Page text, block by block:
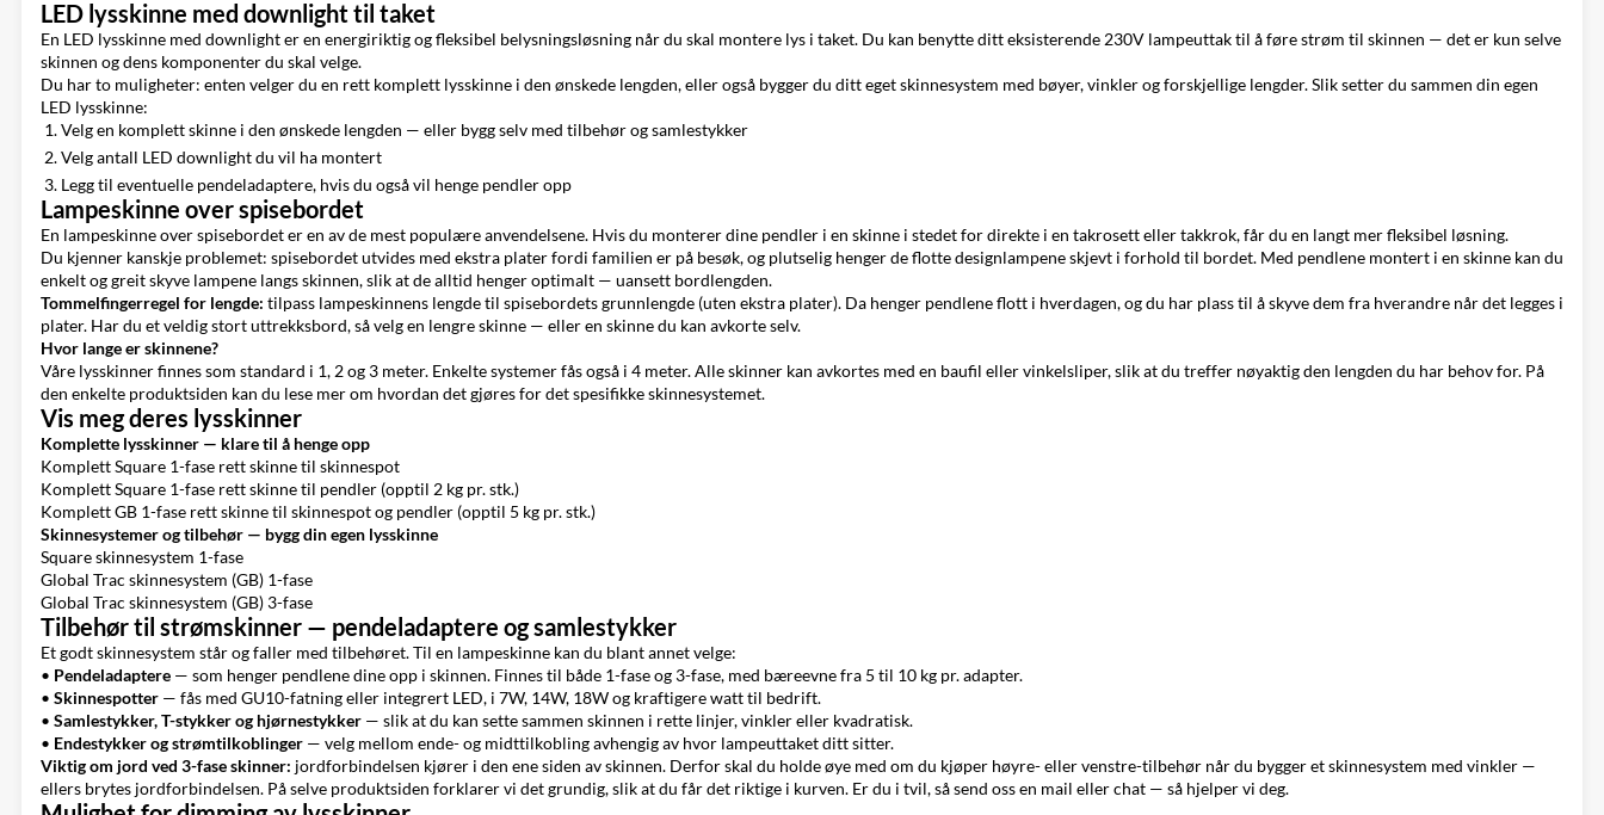
LED lysskinne med downlight til taket
En LED lysskinne med downlight er en energiriktig og fleksibel belysningsløsning når du skal montere lys i taket. Du kan benytte ditt eksisterende 230V lampeuttak til å føre strøm til skinnen — det er kun selve
skinnen og dens komponenter du skal velge.
Du har to muligheter: enten velger du en rett komplett lysskinne i den ønskede lengden, eller også bygger du ditt eget skinnesystem med bøyer, vinkler og forskjellige lengder. Slik setter du sammen din egen
LED lysskinne:
Velg en komplett skinne i den ønskede lengden — eller bygg selv med tilbehør og samlestykker
Velg antall LED downlightdu vil ha montert
Legg til eventuelle pendeladaptere, hvis du også vil henge pendler opp
Lampeskinne over spisebordet
En lampeskinne over spisebordet er en av de mest populære anvendelsene. Hvis du monterer dine pendler i en skinne i stedet for direkte i en takrosett eller takkrok, får du en langt mer fleksibel løsning.
Du kjenner kanskje problemet: spisebordet utvides med ekstra plater fordi familien er på besøk, og plutselig henger de flotte designlampene skjevt i forhold til bordet. Med pendlene montert i en skinne kan du
enkelt og greit skyve lampene langs skinnen, slik at de alltid henger optimalt — uansett bordlengden.
Tommelfingerregel for lengde: tilpass lampeskinnens lengde til spisebordets grunnlengde (uten ekstra plater). Da henger pendlene flott i hverdagen, og du har plass til å skyve dem fra hverandre når det legges i
plater. Har du et veldig stort uttrekksbord, så velg en lengre skinne — eller en skinne du kan avkorte selv.
Hvor lange er skinnene?
Våre lysskinner finnes som standard i 1, 2 og 3 meter. Enkelte systemer fås også i 4 meter. Alle skinner kan avkortes med en baufil eller vinkelsliper, slik at du treffer nøyaktig den lengden du har behov for. På
den enkelte produktsiden kan du lese mer om hvordan det gjøres for det spesifikke skinnesystemet.
Vis meg deres lysskinner
Komplette lysskinner — klare til å henge opp
Komplett Square 1-fase rett skinne til skinnespot
Komplett Square 1-fase rett skinne til pendler (opptil 2 kg pr. stk.)
Komplett GB 1-fase rett skinne til skinnespot og pendler (opptil 5 kg pr. stk.)
Skinnesystemer og tilbehør — bygg din egen lysskinne
Square skinnesystem 1-fase
Global Trac skinnesystem (GB) 1-fase
Global Trac skinnesystem (GB) 3-fase
Tilbehør til strømskinner — pendeladaptere og samlestykker
Et godt skinnesystem står og faller med tilbehøret. Til en lampeskinne kan du blant annet velge:
• Pendeladaptere — som henger pendlene dine opp i skinnen. Finnes til både 1-fase og 3-fase, med bæreevne fra 5 til 10 kg pr. adapter.
• Skinnespotter — fås med GU10-fatning eller integrert LED, i 7W, 14W, 18W og kraftigere watt til bedrift.
• Samlestykker, T-stykker og hjørnestykker — slik at du kan sette sammen skinnen i rette linjer, vinkler eller kvadratisk.
• Endestykker og strømtilkoblinger — velg mellom ende- og midttilkobling avhengig av hvor lampeuttaket ditt sitter.
Viktig om jord ved 3-fase skinner: jordforbindelsen kjører i den ene siden av skinnen. Derfor skal du holde øye med om du kjøper høyre- eller venstre-tilbehør når du bygger et skinnesystem med vinkler —
ellers brytes jordforbindelsen. På selve produktsiden forklarer vi det grundig, slik at du får det riktige i kurven. Er du i tvil, så send oss en mail eller chat — så hjelper vi deg.